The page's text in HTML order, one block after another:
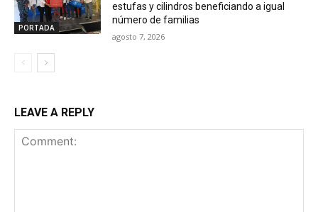
PORTADA
estufas y cilindros beneficiando a igual
número de familias
agosto 7, 2026
LEAVE A REPLY